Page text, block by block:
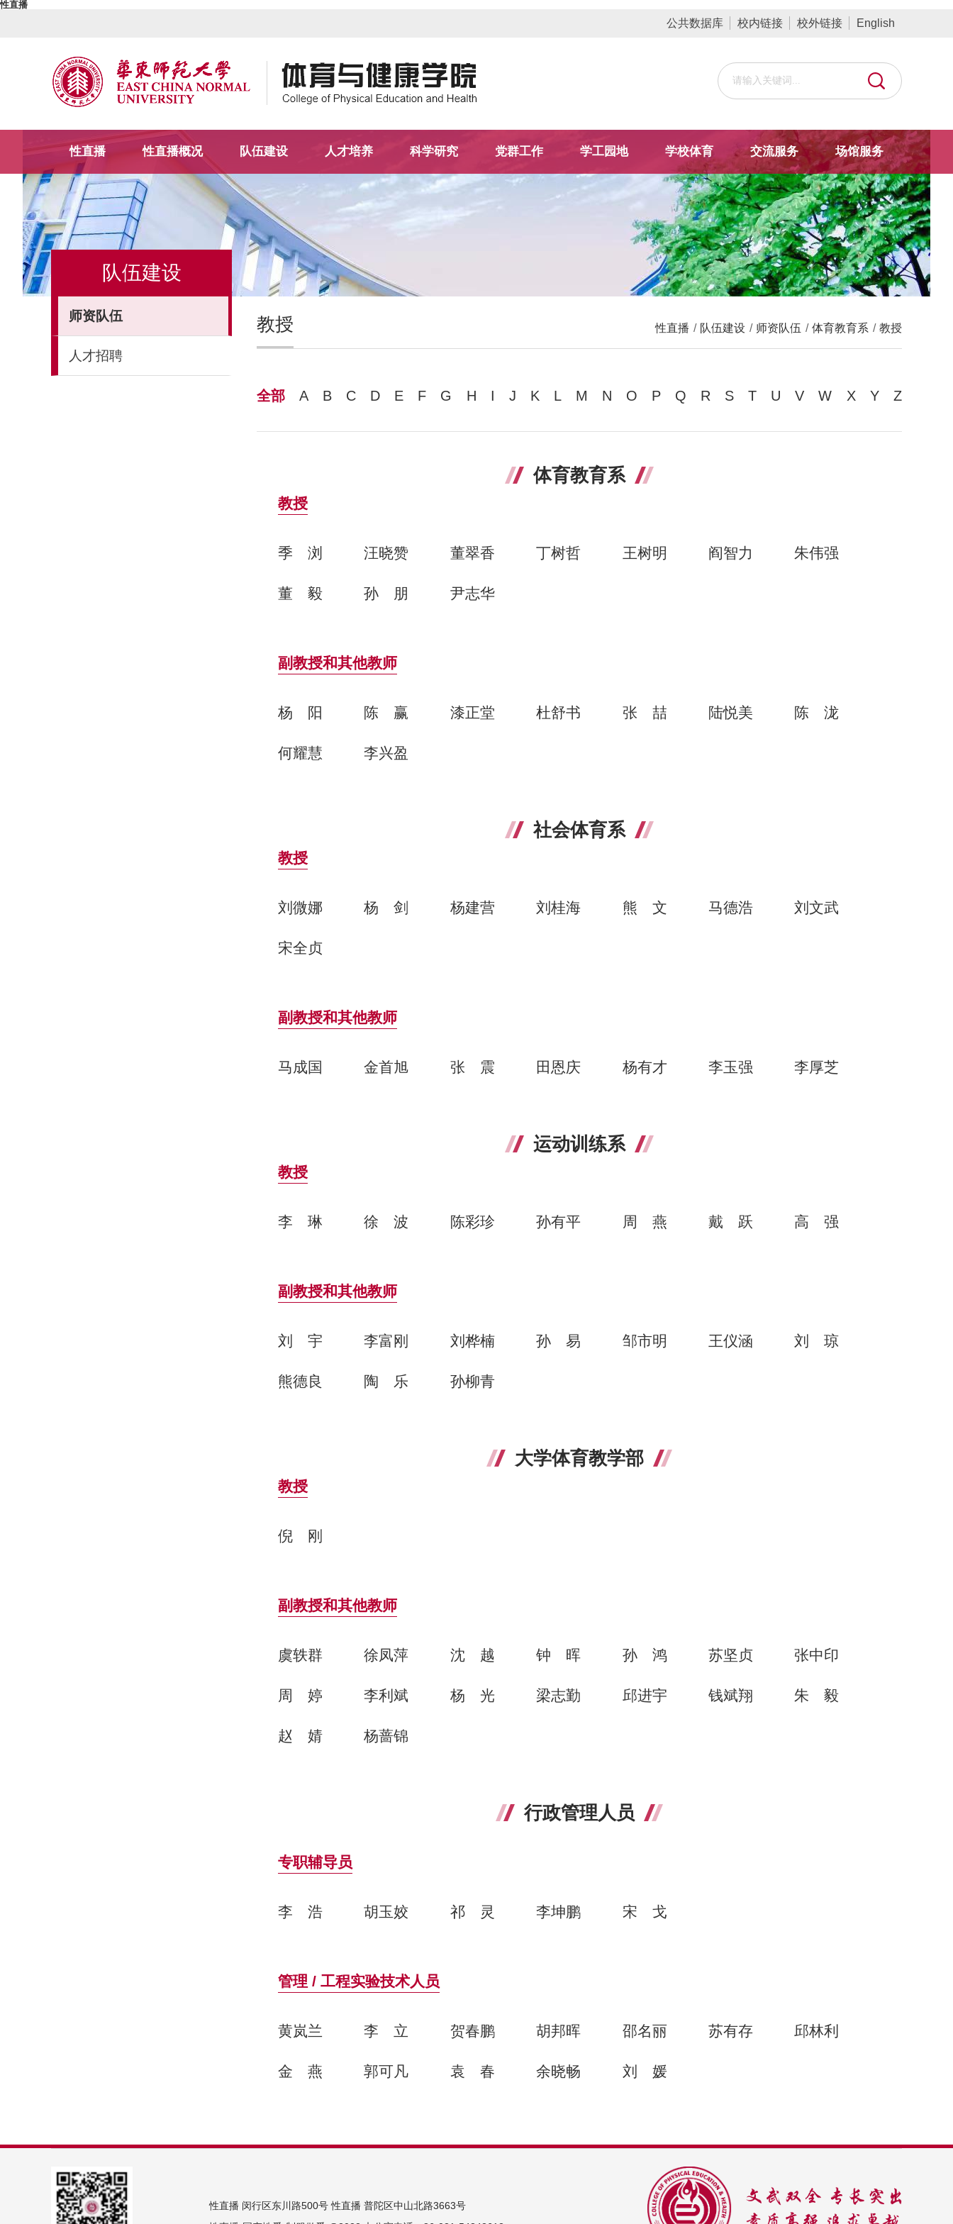
性直播
公共数据库 校内链接 校外链接 English
性直播 性直播概况 队伍建设 人才培养 科学研究 党群工作 学工园地 学校体育 交流服务 场馆服务
队伍建设
师资队伍
人才招聘
性直播 / 队伍建设 / 师资队伍 / 体育教育系 / 教授
教授
全部 A B C D E F G H I J K L M N O P Q R S T U V W X Y Z
体育教育系
教授
季浏 汪晓赞 董翠香 丁树哲 王树明 阎智力 朱伟强
董毅 孙朋 尹志华
副教授和其他教师
杨阳 陈赢 漆正堂 杜舒书 张喆 陆悦美 陈泷
何耀慧 李兴盈
社会体育系
教授
刘微娜 杨剑 杨建营 刘桂海 熊文 马德浩 刘文武
宋全贞
副教授和其他教师
马成国 金首旭 张震 田恩庆 杨有才 李玉强 李厚芝
运动训练系
教授
李琳 徐波 陈彩珍 孙有平 周燕 戴跃 高强
副教授和其他教师
刘宇 李富刚 刘桦楠 孙易 邹市明 王仪涵 刘琼
熊德良 陶乐 孙柳青
大学体育教学部
教授
倪刚
副教授和其他教师
虞轶群 徐凤萍 沈越 钟晖 孙鸿 苏坚贞 张中印
周婷 李利斌 杨光 梁志勤 邱进宇 钱斌翔 朱毅
赵婧 杨蔷锦
行政管理人员
专职辅导员
李浩 胡玉姣 祁灵 李坤鹏 宋戈
管理 / 工程实验技术人员
黄岚兰 李立 贺春鹏 胡邦晖 邵名丽 苏有存 邱林利
金燕 郭可凡 袁春 余晓畅 刘媛
性直播 闵行区东川路500号 性直播 普陀区中山北路3663号